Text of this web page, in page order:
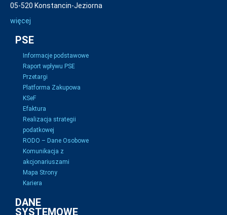
05-520 Konstancin-Jeziorna
więcej
PSE
Informacje podstawowe
Raport wpływu PSE
Przetargi
Platforma Zakupowa
KSeF
Efaktura
Realizacja strategii
podatkowej
RODO – Dane Osobowe
Komunikacja z
akcjonariuszami
Mapa Strony
Kariera
DANE
SYSTEMOWE